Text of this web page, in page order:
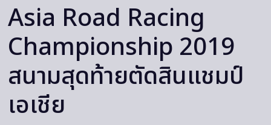
Asia Road Racing
Championship 2019
สนามสุดท้ายตัดสินแชมป์
เอเชีย